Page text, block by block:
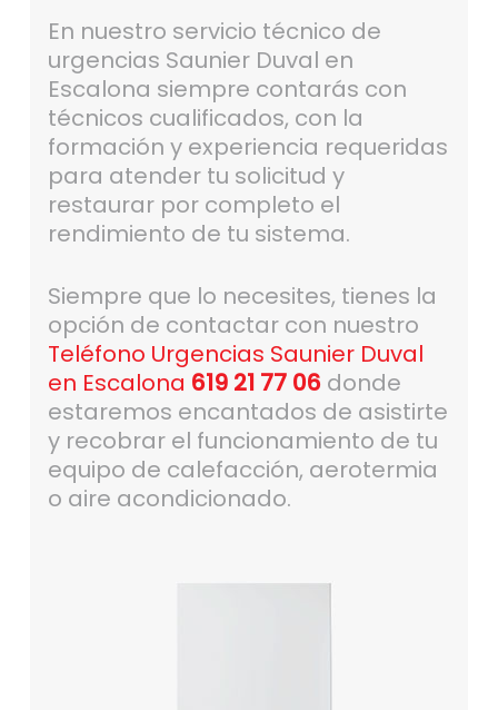
En nuestro servicio técnico de
urgencias Saunier Duval en
Escalona siempre contarás con
técnicos cualificados, con la
formación y experiencia requeridas
para atender tu solicitud y
restaurar por completo el
rendimiento de tu sistema.
Siempre que lo necesites, tienes la
opción de contactar con nuestro
Teléfono Urgencias Saunier Duval
en Escalona 619 21 77 06 donde
estaremos encantados de asistirte
y recobrar el funcionamiento de tu
equipo de calefacción, aerotermia
o aire acondicionado.